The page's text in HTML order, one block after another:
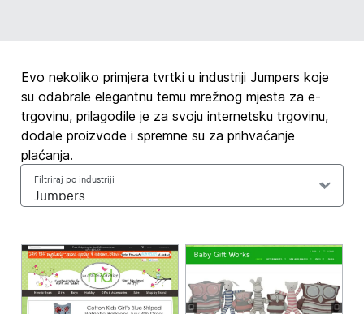
Evo nekoliko primjera tvrtki u industriji Jumpers koje
su odabrale elegantnu temu mrežnog mjesta za e-
trgovinu, prilagodile je za svoju internetsku trgovinu,
dodale proizvode i spremne su za prihvaćanje
plaćanja.
Filtriraj po industriji